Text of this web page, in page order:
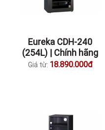
Eureka CDH-240
(254L) | Chính hãng
Giá từ: 18.890.000đ